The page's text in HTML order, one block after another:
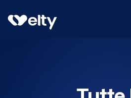
Prenota visita